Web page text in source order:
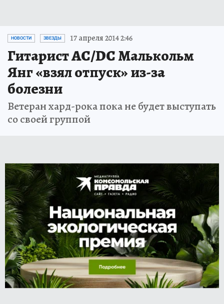
НОВОСТИ ЗВЕЗДЫ 17 апреля 2014 2:46
Гитарист AC/DC Малькольм
Янг «взял отпуск» из-за
болезни
Ветеран хард-рока пока не будет выступать
со своей группой